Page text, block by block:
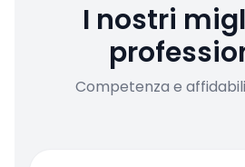
I nostri
Competenza e